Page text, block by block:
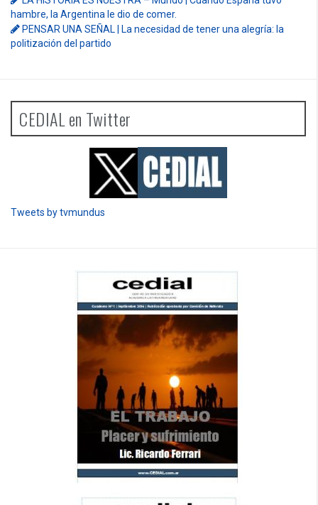
PENSAR UNA SEÑAL | Se echan los dados éticos de la
sustentibilidad. | 6 DE AGOSTO: SOBERANIA TERRITORIAL,
ECONOMICA Y POLITICA
DOCUMENTO CEDIAL | Repudiamos las declaraciones ofensivas
hambre, la Argentina le dio de comer.
PENSAR UNA SEÑAL | La necesidad de tener una alegría: la
politización del partido
Tweets by tvmundus